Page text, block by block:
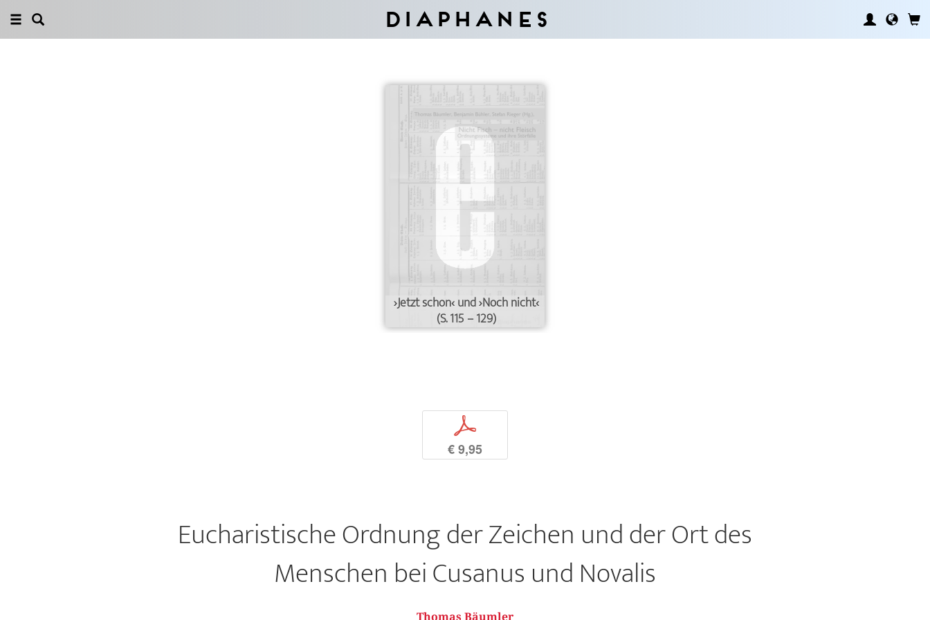
Diaphanes
›Jetzt schon‹ und ›Noch nicht‹
(S. 115 – 129)
p
€ 9,95
Eucharistische Ordnung der Zeichen und der Ort des
Menschen bei Cusanus und Novalis
Thomas Bäumler